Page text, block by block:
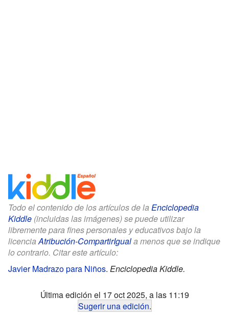
Todo el contenido de los artículos de la Enciclopedia
Kiddle (incluidas las imágenes) se puede utilizar
libremente para fines personales y educativos bajo la
licenciaAtribución-CompartirIguala menos que se indique
lo contrario. Citar este artículo:
Javier Madrazo para Niños. Enciclopedia Kiddle.
Última edición el 17 oct 2025, a las 11:19
Sugerir una edición.